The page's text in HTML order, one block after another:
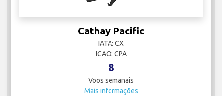
Cathay Pacific
IATA: CX
ICAO: CPA
8
Voos semanais
Mais informações